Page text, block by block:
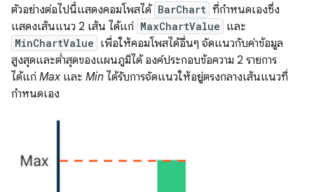
ตัวอย่างต่อไปนี้แสดงคอมโพสได้ BarChart ที่กำหนดเองซึ่ง
แสดงเส้นแนว 2 เส้น ได้แก่ MaxChartValue และ
MinChartValue เพื่อให้คอมโพสได้อื่นๆ จัดแนวกับค่าข้อมูล
สูงสุดและต่ำสุดของแผนภูมิได้ องค์ประกอบข้อความ 2 รายการ
ได้แก่ Max และ Min ได้รับการจัดแนวให้อยู่ตรงกลางเส้นแนวที่
กำหนดเอง